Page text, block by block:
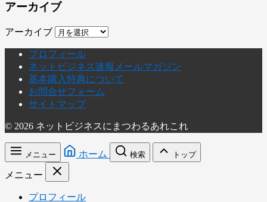
アーカイブ
アーカイブ
プロフィール
ネットビジネス速報メールマガジン
基本購入特典について
お問合せフォーム
サイトマップ
© 2026 ネットビジネスにまつわるあれこれ
メニュー ホーム 検索 トップ
メニュー
プロフィール